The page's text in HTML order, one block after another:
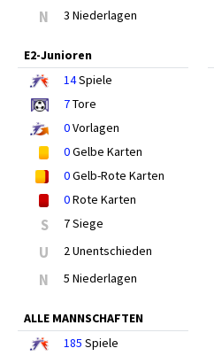
N 3 Niederlagen
E2-Junioren
14Spiele
7Tore
0Vorlagen
0Gelbe Karten
0Gelb-Rote Karten
0Rote Karten
S 7 Siege
U 2 Unentschieden
N 5 Niederlagen
ALLE MANNSCHAFTEN
185 Spiele